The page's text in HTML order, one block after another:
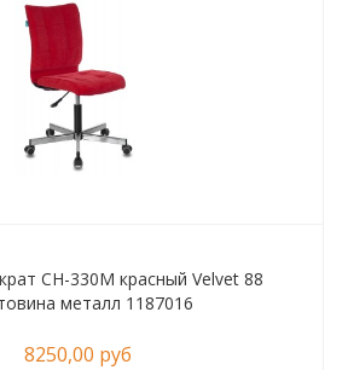
CH-330M красный Velvet 88
металл 1187016
8250,00 руб